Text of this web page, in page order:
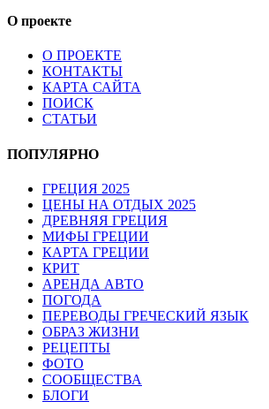
О проекте
О ПРОЕКТЕ
КОНТАКТЫ
КАРТА САЙТА
ПОИСК
СТАТЬИ
ПОПУЛЯРНО
ГРЕЦИЯ 2025
ЦЕНЫ НА ОТДЫХ 2025
ДРЕВНЯЯ ГРЕЦИЯ
МИФЫ ГРЕЦИИ
КАРТА ГРЕЦИИ
КРИТ
АРЕНДА АВТО
ПОГОДА
ПЕРЕВОДЫ ГРЕЧЕСКИЙ ЯЗЫК
ОБРАЗ ЖИЗНИ
РЕЦЕПТЫ
ФОТО
СООБЩЕСТВА
БЛОГИ